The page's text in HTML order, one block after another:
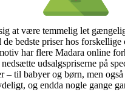
at være temmelig let
bedste priser hos forskellige
har flere Madara online
udsalgspriserne på
– til babyer og børn, men
og endda nogle gange